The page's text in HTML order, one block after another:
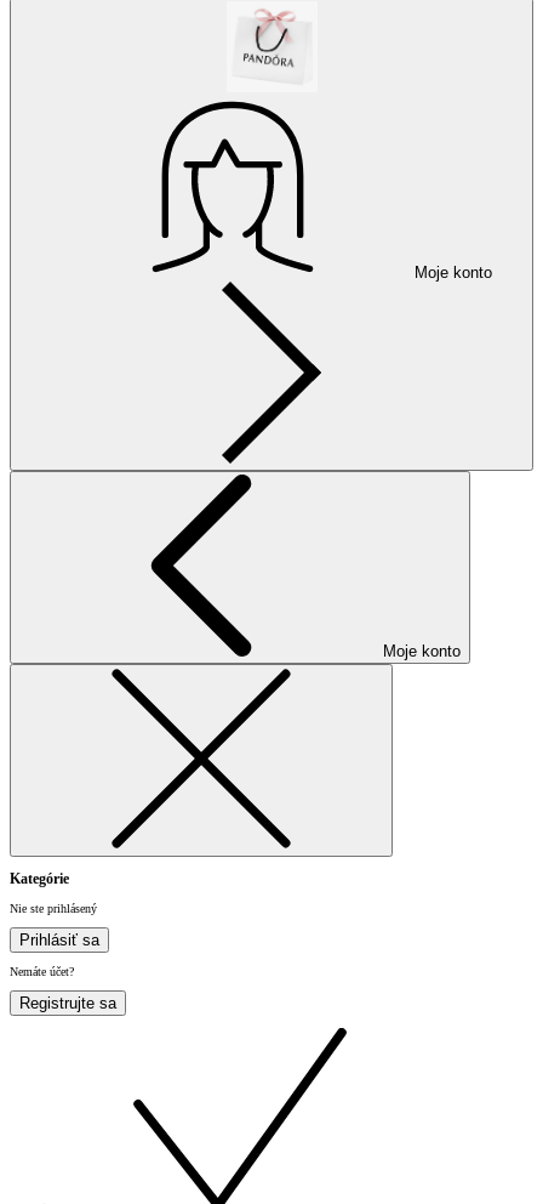
Moje konto
Moje konto
Kategórie
Nie ste prihlásený
Prihlásiť sa
Nemáte účet?
Registrujte sa